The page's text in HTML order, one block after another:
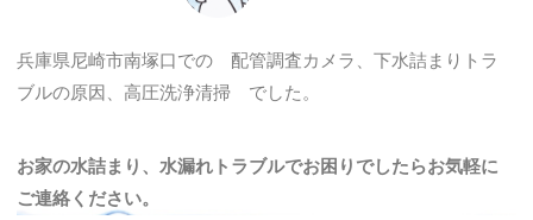
兵庫県尼崎市南塚口での 配管調査カメラ、下水詰まりトラ
ブルの原因、高圧洗浄清掃 でした。
お家の水詰まり、水漏れトラブルでお困りでしたらお気軽に
ご連絡ください。